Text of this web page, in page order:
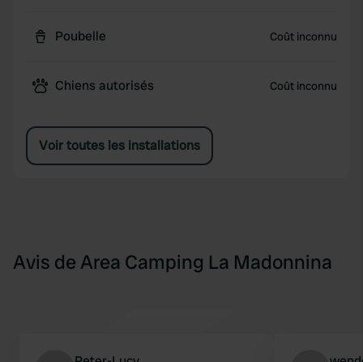
Poubelle Coût inconnu
Chiens autorisés Coût inconnu
Voir toutes les installations
Avis de Area Camping La Madonnina